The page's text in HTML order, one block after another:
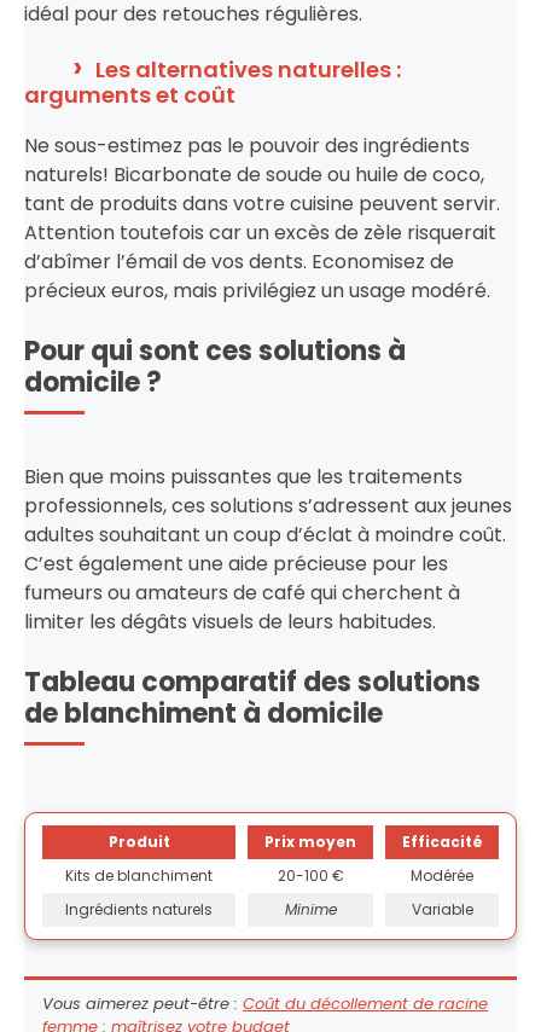
idéal pour des retouches régulières.
Les alternatives naturelles :
arguments et coût
Ne sous-estimez pas le pouvoir des ingrédients
naturels! Bicarbonate de soude ou huile de coco,
tant de produits dans votre cuisine peuvent servir.
Attention toutefois car un excès de zèle risquerait
d’abîmer l’émail de vos dents. Economisez de
précieux euros, mais privilégiez un usage modéré.
Pour qui sont ces solutions à
domicile ?
Bien que moins puissantes que les traitements
professionnels, ces solutions s’adressent aux jeunes
adultes souhaitant un coup d’éclat à moindre coût.
C’est également une aide précieuse pour les
fumeurs ou amateurs de café qui cherchent à
limiter les dégâts visuels de leurs habitudes.
Tableau comparatif des solutions
de blanchiment à domicile
Produit Prix moyen
Efficacité
Kits de blanchiment
20-100 €
Modérée
Ingrédients naturels
Minime Variable
Vous aimerez peut-être : Coût du décollement de racine
femme : maîtrisez votre budget